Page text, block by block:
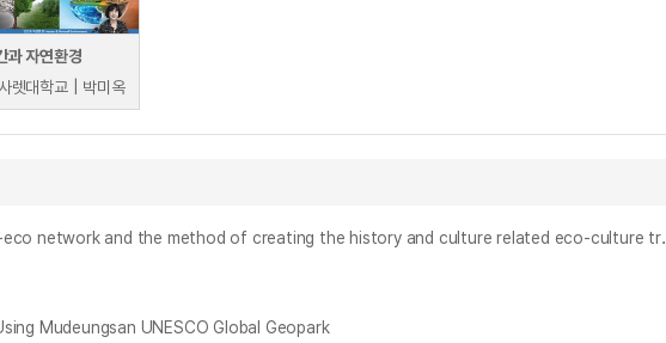
과 자연환경
렛대학교 | 박미옥
도시 숲과 지역의 역사문화를 연계한 생태문화탐방로 조성 방
Mudeungsan UNESCO Global Geopark